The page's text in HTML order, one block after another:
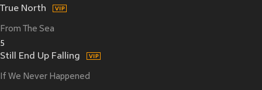
True North
From The Sea
5
Still End Up Falling
If We Never Happened